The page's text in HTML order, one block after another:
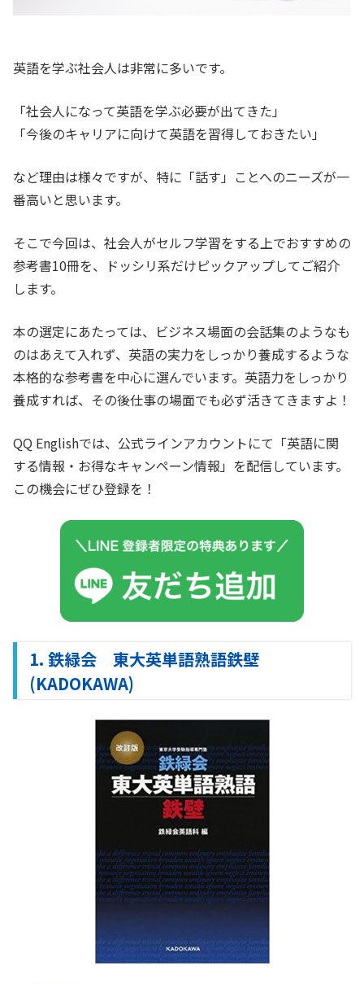
英語を学ぶ社会人は非常に多いです。
「社会人になって英語を学ぶ必要が出てきた」
「今後のキャリアに向けて英語を習得しておきたい」
など理由は様々ですが、特に「話す」ことへのニーズが一
番高いと思います。
そこで今回は、社会人がセルフ学習をする上でおすすめの
参考書10冊を、ドッシリ系だけピックアップしてご紹介
します。
本の選定にあたっては、ビジネス場面の会話集のようなも
のはあえて入れず、英語の実力をしっかり養成するような
本格的な参考書を中心に選んでいます。英語力をしっかり
養成すれば、その後仕事の場面でも必ず活きてきますよ！
QQ Englishでは、公式ラインアカウントにて「英語に関
する情報・お得なキャンペーン情報」を配信しています。
この機会にぜひ登録を！
1. 鉄緑会 東大英単語熟語鉄壁
(KADOKAWA)